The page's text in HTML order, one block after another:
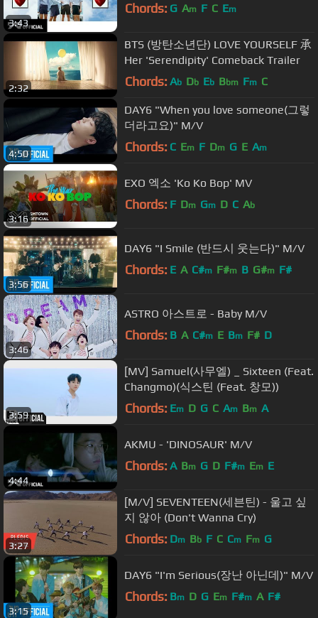
3:43
Chords: G Am F C Em
2:32
BTS (방탄소년단) LOVE YOURSELF 承
Her 'Serendipity' Comeback Trailer
Chords: Ab Db Eb Bbm Fm C
4:50
DAY6 "When you love someone(그렇
더라고요)" M/V
Chords: C Em F Dm G E Am
3:16
EXO 엑소 'Ko Ko Bop' MV
Chords: F Dm Gm D C Ab
3:56
DAY6 "I Smile (반드시 웃는다)" M/V
Chords: E A C#m F#m B G#m F#
3:46
ASTRO 아스트로 - Baby M/V
Chords: B A C#m E Bm F# D
3:59
[MV] Samuel(사무엘) _ Sixteen (Feat.
Changmo)(식스틴 (Feat. 창모))
Chords: Em D G C Am Bm A
4:44
AKMU - 'DINOSAUR' M/V
Chords: A Bm G D F#m Em E
3:27
[M/V] SEVENTEEN(세븐틴) - 울고 싶
지 않아 (Don't Wanna Cry)
Chords: Dm Bb F C Cm Fm G
3:15
DAY6 "I'm Serious(장난 아닌데)" M/V
Chords: Bm D G Em F#m A F#